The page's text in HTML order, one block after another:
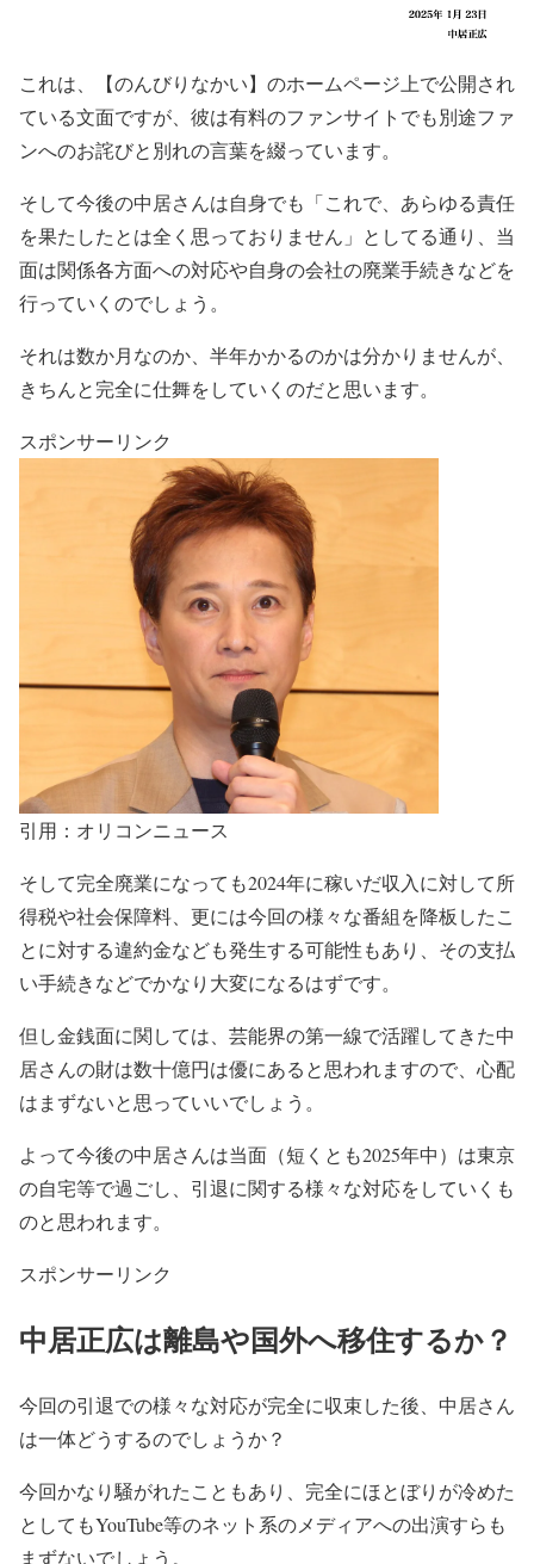
これは、 【のんびりなかい】 のホームページ上で公開され
ている文面ですが、彼は有料のファンサイトでも別途ファ
ンへのお詫びと別れの言葉を綴っています。
そして今後の中居さんは自身でも 「これで、あらゆる責任
を果たしたとは全く思っておりません」 としてる通り、 当
面は関係各方面への対応や自身の会社の廃業手続きなどを
行っていくのでしょう。
それは数か月なのか、 半年かかるのかは分かりませんが、
きちんと完全に仕舞をしていく のだと思います。
スポンサーリンク
引用：オリコンニュース
そして完全廃業になっても2024年に稼いだ収入に対して所
得税や社会保障料 、更には今回の様々な番組を降板したこ
とに対する違約金なども発生する可能性もあり、その支払
い手続きなどでかなり大変になるはずです。
但し金銭面に関しては、芸能界の第一線で活躍してきた中
居さんの財は数十億円は優にあると思われますので、 心配
はまずないと思っていいでしょう。
よって今後の中居さんは当面（短くとも2025年中）は東京
の自宅等で過ごし 、引退に関する様々な対応をしていくも
のと思われます。
スポンサーリンク
中居正広は離島や国外へ移住するか？
今回の引退での様々な対応が完全に収束した後
中居さん
は一体どうするのでしょうか？
今回かなり騒がれたこともあり、 完全にほとぼりが冷めた
としてもYouTube等のネット系のメディアへの出演すらも
まずないでしょう。